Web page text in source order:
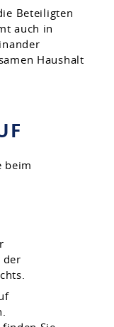
Beteiligten
auch in
Haushalt
beim
der